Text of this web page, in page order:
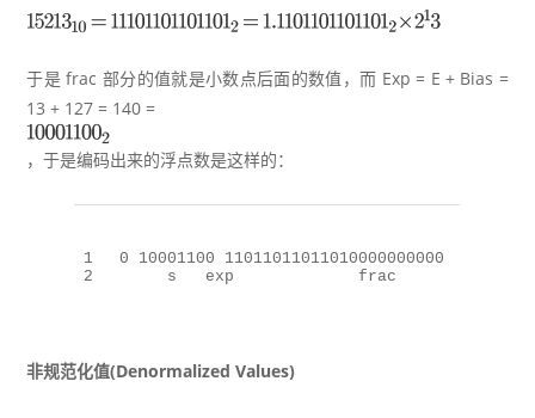
于是 frac 部分的值就是小数点后面的数值，而 Exp = E + Bias =
13 + 127 = 140 =
，于是编码出来的浮点数是这样的：
1
2
0 10001100
11011011011010000000000
s   exp             frac
非规范化值(Denormalized Values)